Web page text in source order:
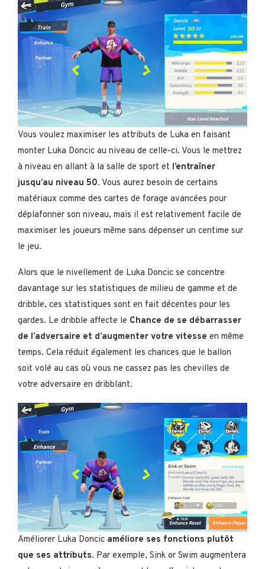
Vous voulez maximiser les attributs de Luka en faisant
monter Luka Doncic au niveau de celle-ci. Vous le mettrez
à niveau en allant à la salle de sport et l’entraîner
jusqu’au niveau 50. Vous aurez besoin de certains
matériaux comme des cartes de forage avancées pour
déplafonner son niveau, mais il est relativement facile de
maximiser les joueurs même sans dépenser un centime sur
le jeu.
Alors que le nivellement de Luka Doncic se concentre
davantage sur les statistiques de milieu de gamme et de
dribble, ces statistiques sont en fait décentes pour les
gardes. Le dribble affecte le Chance de se débarrasser
de l’adversaire et d’augmenter votre vitesse en même
temps. Cela réduit également les chances que le ballon
soit volé au cas où vous ne cassez pas les chevilles de
votre adversaire en dribblant.
Améliorer Luka Doncic améliore ses fonctions plutôt
que ses attributs. Par exemple, Sink or Swim augmentera